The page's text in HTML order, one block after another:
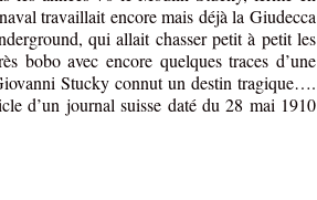
travaillait encore mais déjà la Giudecca
qui allait chasser petit à petit les
bobo avec encore quelques traces d’une
Stucky connut un destin tragique….
d’un journal suisse daté du 28 mai 1910